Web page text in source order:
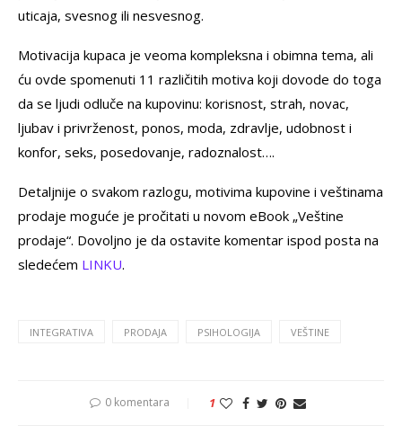
uticaja, svesnog ili nesvesnog.
Motivacija kupaca je veoma kompleksna i obimna tema, ali
ću ovde spomenuti 11 različitih motiva koji dovode do toga
da se ljudi odluče na kupovinu: korisnost, strah, novac,
ljubav i privrženost, ponos, moda, zdravlje, udobnost i
konfor, seks, posedovanje, radoznalost….
Detaljnije o svakom razlogu, motivima kupovine i veštinama
prodaje moguće je pročitati u novom eBook „Veštine
prodaje“. Dovoljno je da ostavite komentar ispod posta na
sledećem LINKU.
INTEGRATIVA PRODAJA PSIHOLOGIJA VEŠTINE
0 komentara 1